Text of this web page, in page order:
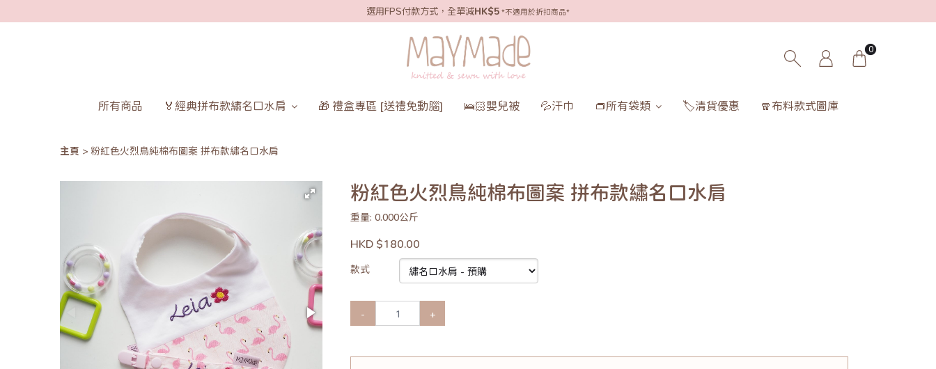
選用FPS付款方式，全單減HK$5 *不適用於折扣商品*
0
所有商品 🏅經典拼布款繡名口水肩 🎁 禮盒專區 [送禮免動腦] 🛌🏻嬰兒被 💦汗巾 👝所有袋類 🏷️清貨優惠 🧣布料款式圖庫
主頁 粉紅色火烈鳥純棉布圖案 拼布款繡名口水肩
粉紅色火烈鳥純棉布圖案 拼布款繡名口水肩
重量: 0.000公斤
HKD $180.00
款式
- +